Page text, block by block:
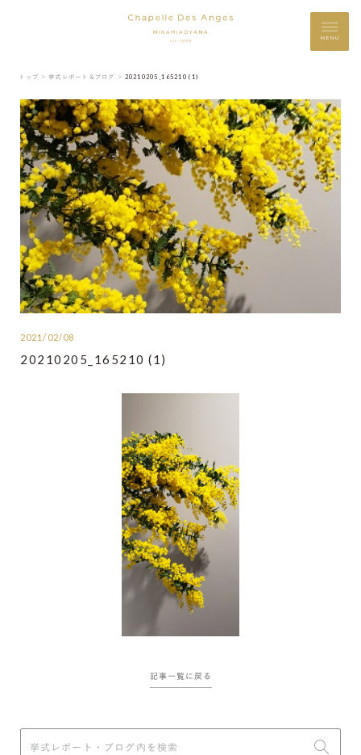
MENU
トップ ＞ 挙式レポート＆ブログ ＞ 20210205_165210 (1)
2021/02/08
20210205_165210 (1)
記事一覧に戻る